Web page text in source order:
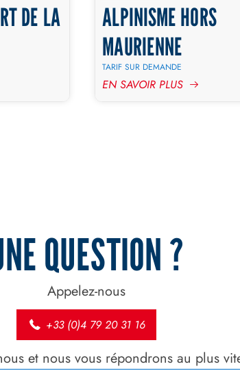
DE LA
ALPINISME HORS
MAURIENNE
TARIF SUR DEMANDE
EN SAVOIR PLUS
QUESTION ?
Appelez-nous
+33 (0)4 79 20 31 16
et nous vous répondrons au plus